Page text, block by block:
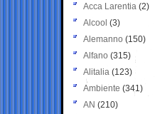
Acca Larentia (2)
Alcool (3)
Alemanno (150)
Alfano (315)
Alitalia (123)
Ambiente (341)
AN (210)